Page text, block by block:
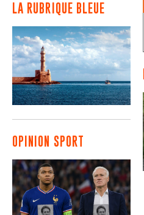
LA RUBRIQUE BLEUE
OPINION SPORT